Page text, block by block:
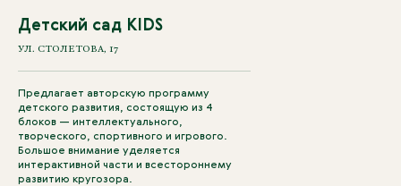
Детский сад KIDS
УЛ. СТОЛЕТОВА, 17
Предлагает авторскую программу
детского развития, состоящую из 4
блоков — интеллектуального,
творческого, спортивного и игрового.
Большое внимание уделяется
интерактивной части и всестороннему
развитию кругозора.